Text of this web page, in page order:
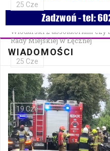
25 Cze
Włodarski z absolutorium czy
Rady Miejskiej w Łęcznej
25 Cze
Bezpłatna mammografia w
19 Cze
Walne Zgromadzenie w SM
WIADOMOŚCI